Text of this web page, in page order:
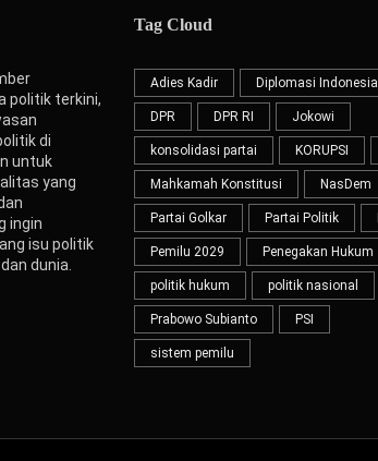
politik terkini,
di
untuk
yang
ingin
isu politik
dunia.
Tag Cloud
Adies Kadir Diplomasi Indonesia
DPR DPR RI Jokowi
konsolidasi partai KORUPSI
Mahkamah Konstitusi NasDem
Partai Golkar Partai Politik
Pemilu 2029 Penegakan Hukum
politik hukum politik nasional
Prabowo Subianto PSI
sistem pemilu